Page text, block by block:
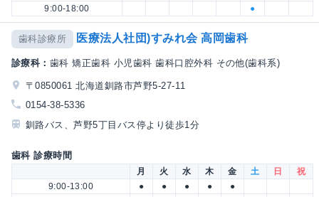
9:00-18:00
●
歯科診療所 医療法人社団)すみれ会 高岡歯科
診療科： 歯科 矯正歯科 小児歯科 歯科口腔外科 その他(歯科系)
〒0850061 北海道釧路市芦野5-27-11
0154-38-5336
釧路バス、芦野5丁目バス停より徒歩1分
歯科 診療時間
月 火 水 木 金 土 日
祝
9:00-13:00
● ● ● ●
●